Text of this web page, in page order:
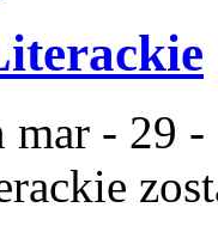
mar - 29 -